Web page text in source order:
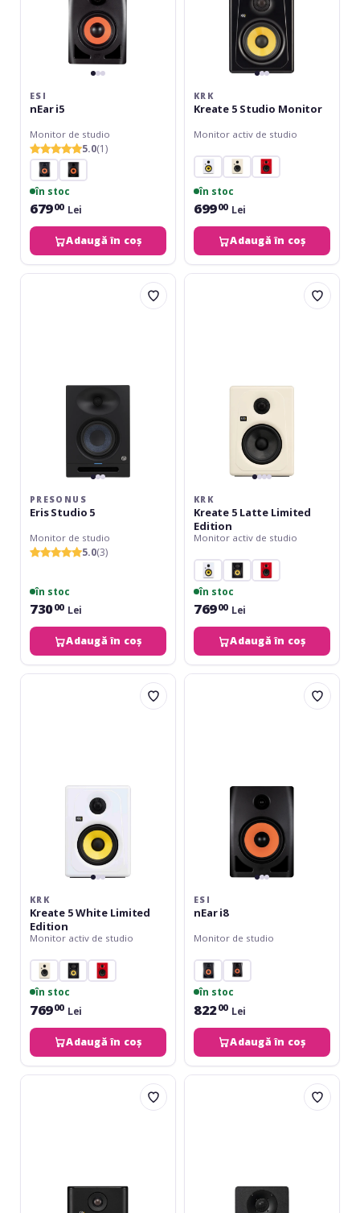
ESI
nEar i5
Monitor de studio
5.0(1)
în stoc
67900 Lei
Adaugă în coș
KRK
Kreate 5 Studio Monitor
Monitor activ de studio
în stoc
69900 Lei
Adaugă în coș
Presonus
PRESONUS
Eris Studio 5
Monitor de studio
5.0(3)
în stoc
73000 Lei
Adaugă în coș
KRK
KRK
Kreate 5 Latte Limited
Edition
Monitor activ de studio
în stoc
76900 Lei
Adaugă în coș
KRK
KRK
Kreate 5 White Limited
Edition
Monitor activ de studio
în stoc
76900 Lei
Adaugă în coș
ESI
ESI
nEar i8
Monitor de studio
în stoc
82200 Lei
Adaugă în coș
KRK
Yamaha